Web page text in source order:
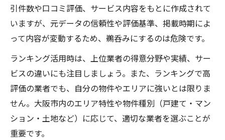
引件数や口コミ評価、サービス内容をもとに作成されて
いますが、元データの信頼性や評価基準、掲載時期によ
って内容が変動するため、鵜呑みにするのは危険です。
ランキング活用時は、上位業者の得意分野や実績、サー
ビスの違いにも注目しましょう。また、ランキングで高
評価の業者でも、自分の物件やエリアに強いとは限りま
せん。大阪市内のエリア特性や物件種別（戸建て・マン
ション・土地など）に応じて、適切な業者を選ぶことが
重要です。